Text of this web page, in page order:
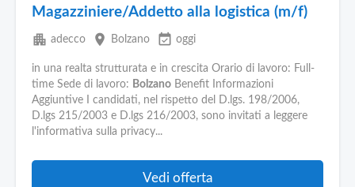
Magazziniere/Addetto alla logistica (m/f)
apartment adecco place Bolzano event_available oggi
in una realta strutturata e in crescita Orario di lavoro: Full-
time Sede di lavoro: Bolzano Benefit Informazioni
Aggiuntive I candidati, nel rispetto del D.lgs. 198/2006,
D.lgs 215/2003 e D.lgs 216/2003, sono invitati a leggere
l'informativa sulla privacy...
Vedi offerta